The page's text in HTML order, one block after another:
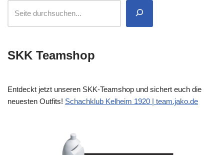
SKK Teamshop
Entdeckt jetzt unseren SKK-Teamshop und sichert euch die
neuesten Outfits! Schachklub Kelheim 1920 | team.jako.de